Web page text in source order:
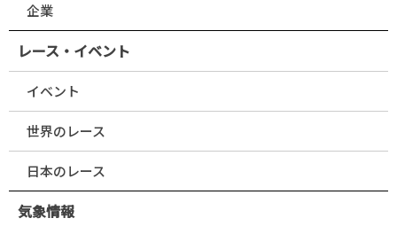
企業
レース・イベント
イベント
世界のレース
日本のレース
気象情報